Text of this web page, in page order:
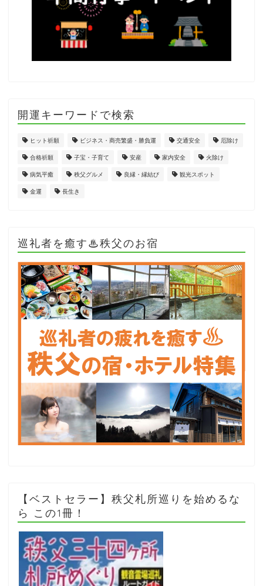
開運キーワードで検索
ヒット祈願 ビジネス・商売繁盛・勝負運 交通安全 厄除け
合格祈願 子宝・子育て 安産 家内安全 火除け
病気平癒 秩父グルメ 良縁・縁結び 観光スポット
金運 長生き
巡礼者を癒す♨秩父のお宿
【ベストセラー】秩父札所巡りを始めるな
ら この1冊！